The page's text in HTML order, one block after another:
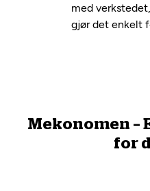
med
gjør det enkelt
Mekonomen –
for